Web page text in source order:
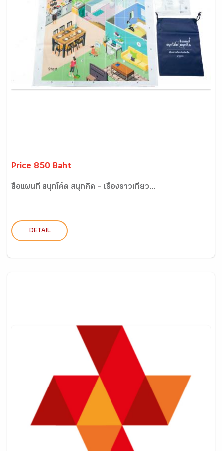
Price 850 Baht
สื่อแผนที่ สนุกโค้ด สนุกคิด – เรื่องราวเกี่ยว...
DETAIL